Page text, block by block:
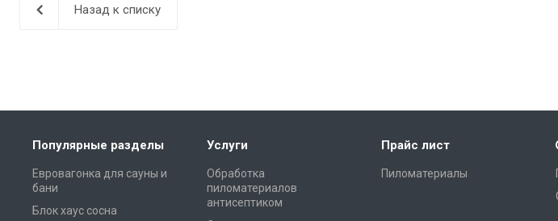
Назад к списку
Популярные разделы
Евровагонка для сауны и
бани
Блок хаус сосна
Услуги
Обработка
пиломатериалов
антисептиком
Прайс лист
Пиломатериалы